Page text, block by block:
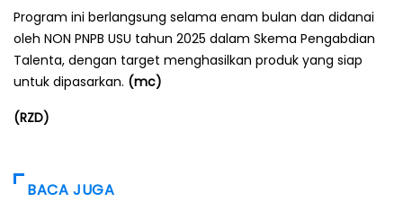
Program ini berlangsung selama enam bulan dan didanai
oleh NON PNPB USU tahun 2025 dalam Skema Pengabdian
Talenta, dengan target menghasilkan produk yang siap
untuk dipasarkan. (mc)
(RZD)
BACA JUGA